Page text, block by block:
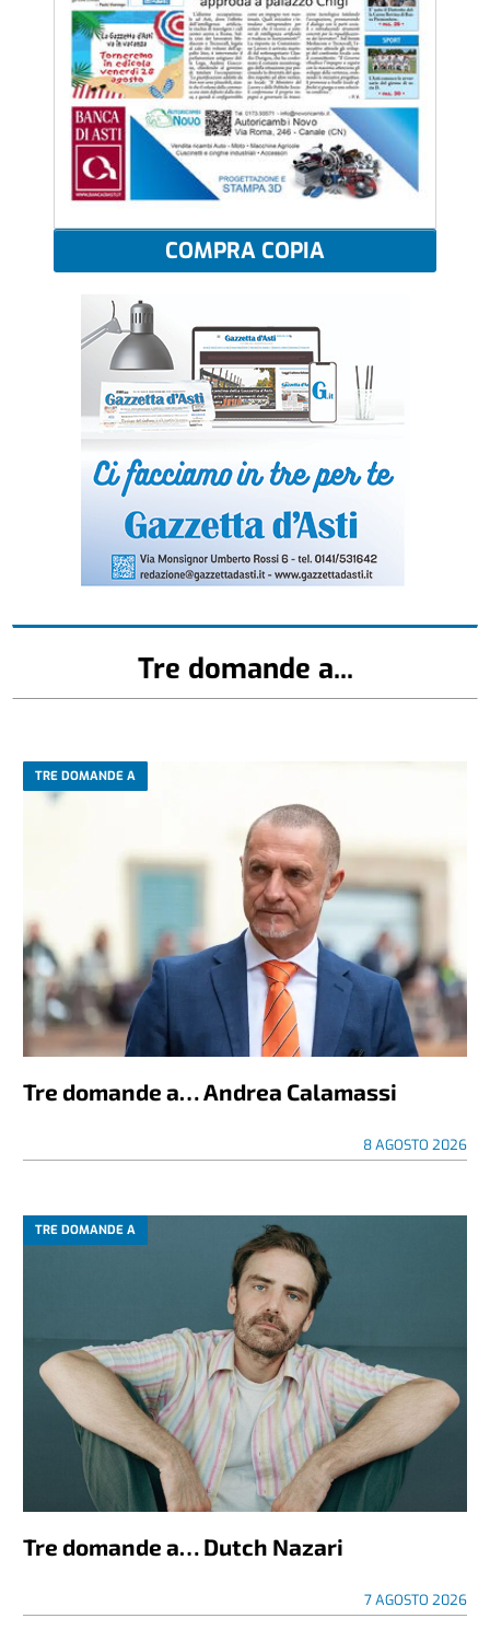
COMPRA COPIA
Tre domande a...
TRE DOMANDE A
Tre domande a… Andrea Calamassi
8 AGOSTO 2026
TRE DOMANDE A
Tre domande a… Dutch Nazari
7 AGOSTO 2026